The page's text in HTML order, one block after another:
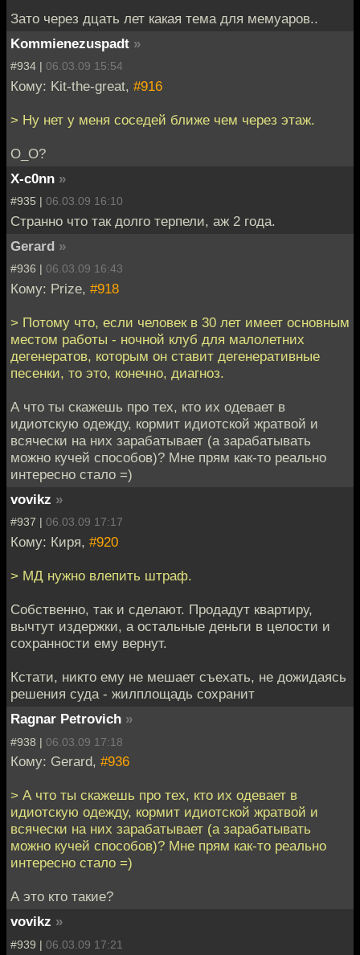
Зато через дцать лет какая тема для мемуаров..
Kommienezuspadt »
#934 | 06.03.09 15:54
Кому: Kit-the-great, #916
> Ну нет у меня соседей ближе чем через этаж.
О_О?
X-c0nn »
#935 | 06.03.09 16:10
Странно что так долго терпели, аж 2 года.
Gerard »
#936 | 06.03.09 16:43
Кому: Prize, #918
> Потому что, если человек в 30 лет имеет основным
местом работы - ночной клуб для малолетних
дегенератов, которым он ставит дегенеративные
песенки, то это, конечно, диагноз.
А что ты скажешь про тех, кто их одевает в
идиотскую одежду, кормит идиотской жратвой и
всячески на них зарабатывает (а зарабатывать
можно кучей способов)? Мне прям как-то реально
интересно стало =)
vovikz »
#937 | 06.03.09 17:17
Кому: Киря, #920
> МД нужно влепить штраф.
Собственно, так и сделают. Продадут квартиру,
вычтут издержки, а остальные деньги в целости и
сохранности ему вернут.
Кстати, никто ему не мешает съехать, не дожидаясь
решения суда - жилплощадь сохранит
Ragnar Petrovich »
#938 | 06.03.09 17:18
Кому: Gerard, #936
> А что ты скажешь про тех, кто их одевает в
идиотскую одежду, кормит идиотской жратвой и
всячески на них зарабатывает (а зарабатывать
можно кучей способов)? Мне прям как-то реально
интересно стало =)
А это кто такие?
vovikz »
#939 | 06.03.09 17:21